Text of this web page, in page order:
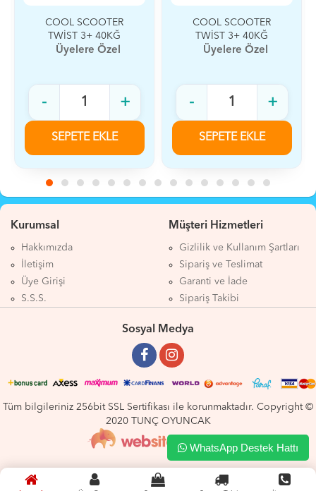
COOL SCOOTER
TWİST 3+ 40KĞ
PEMBE
Üyelere Özel
- +
SEPETE EKLE
COOL SCOOTER
TWİST 3+ 40KĞ
TURUNCU
Üyelere Özel
- +
SEPETE EKLE
Kurumsal
Hakkımızda
İletişim
Üye Girişi
S.S.S.
Müşteri Hizmetleri
Gizlilik ve Kullanım Şartları
Sipariş ve Teslimat
Garanti ve İade
Sipariş Takibi
Sosyal Medya
Tüm bilgileriniz 256bit SSL Sertifikası ile korunmaktadır. Copyright ©
2020 TUNÇ OYUNCAK
WhatsApp Destek Hattı